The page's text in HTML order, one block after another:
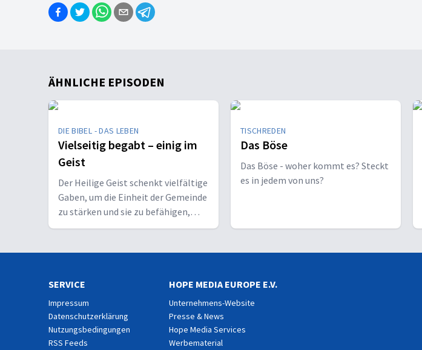
ÄHNLICHE EPISODEN
DIE BIBEL - DAS LEBEN
Vielseitig begabt – einig im
Geist
Der Heilige Geist schenkt vielfältige
Gaben, um die Einheit der Gemeinde
zu stärken und sie zu befähigen,
Christus vor den Menschen zu
TISCHREDEN
Das Böse
Das Böse - woher kommt es? Steckt
es in jedem von uns?
SERVICE
Impressum
Datenschutzerklärung
Nutzungsbedingungen
RSS Feeds
HOPE MEDIA EUROPE E.V.
Unternehmens-Website
Presse & News
Hope Media Services
Werbematerial